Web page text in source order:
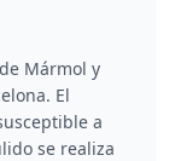
Mármol y
El
a
se realiza